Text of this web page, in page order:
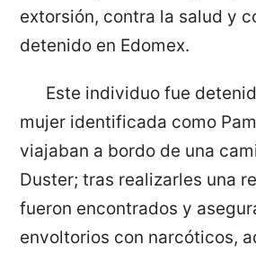
extorsión, contra la salud y
detenido en Edomex.
Este individuo fue
mujer identificada como
viajaban a bordo de una
Duster; tras realizarles una
fueron encontrados y
envoltorios con narcóticos,